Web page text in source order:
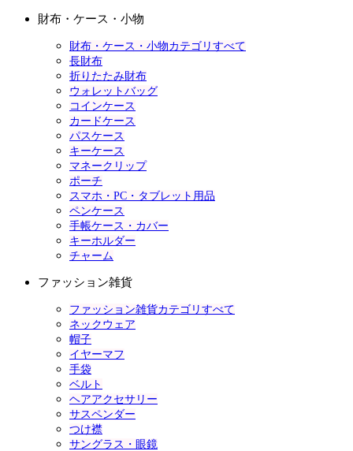
財布・ケース・小物
財布・ケース・小物カテゴリすべて
長財布
折りたたみ財布
ウォレットバッグ
コインケース
カードケース
パスケース
キーケース
マネークリップ
ポーチ
スマホ・PC・タブレット用品
ペンケース
手帳ケース・カバー
キーホルダー
チャーム
ファッション雑貨
ファッション雑貨カテゴリすべて
ネックウェア
帽子
イヤーマフ
手袋
ベルト
ヘアアクセサリー
サスペンダー
つけ襟
サングラス・眼鏡